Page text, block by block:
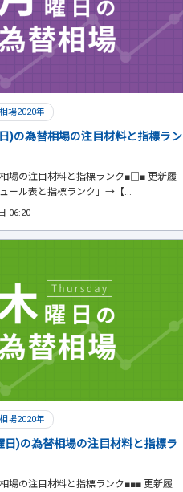
場2020年
)の為替相場の注目材料と指標ラン
場の注目材料と指標ランク■□■ 更新履
ール表と指標ランク」→【...
06:20
場2020年
日)の為替相場の注目材料と指標ラ
場の注目材料と指標ランク■■■ 更新履